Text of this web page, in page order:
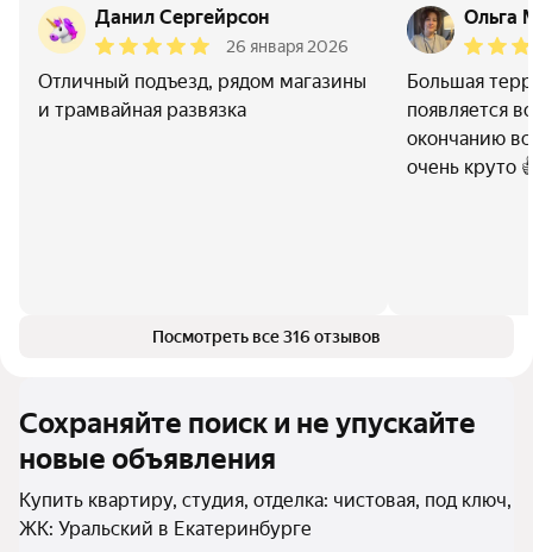
Данил Сергейрсон
26 января 2026
Отличный подъезд, рядом магазины
и трамвайная развязка
Ольга
Большая
появляется
окончанию
очень круто
Посмотреть все 316 отзывов
Сохраняйте поиск и не упускайте
новые объявления
Купить квартиру, студия, отделка: чистовая, под ключ,
ЖК: Уральский в Екатеринбурге